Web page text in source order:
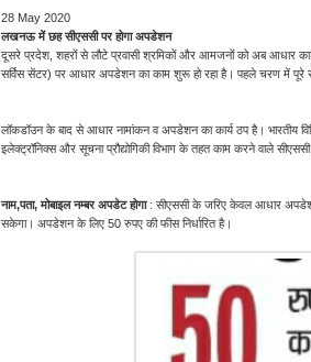
28 May 2020
लखनऊ में छह सीएससी पर होगा अपडेशन
दूसरे प्रदेश, शहरों से लौटे प्रवासी श्रमिकों और आमजनों को अब आधार
सर्विस सेंटर) पर आधार अपडेशन का काम शुरू हो रहा है। पहले चरण में
लॉकडॉउन के बाद से आधार नामांकन व अपडेशन का कार्य ठप है।
इलेक्ट्रॉनिक्स और सूचना प्रौद्योगिकी विभाग के तहत काम करने वाले
नाम,पता, मोबाइल नम्बर अपडेट होगा: सीएससी के जरिए केवल आधार अपडेशन
सकेगा। अपडेशन के लिए 50 रुपए की फीस निर्धारित है।